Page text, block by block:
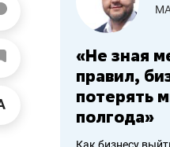
работа «Не зная
правил,
потерять
полгода»